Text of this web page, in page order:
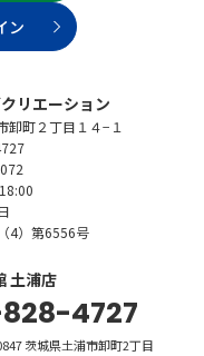
ン
リエーション
卸町２丁目１４−１
4）第6556号
土浦店
4727
茨城県土浦市卸町2丁目